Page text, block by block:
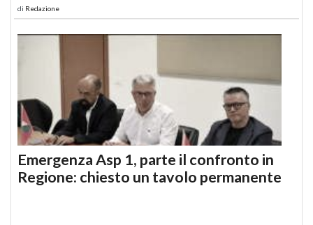
di Redazione
Emergenza Asp 1, parte il confronto in
Regione: chiesto un tavolo permanente